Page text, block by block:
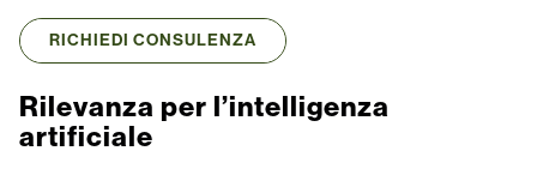
RICHIEDI CONSULENZA
Rilevanza per l’intelligenza
artificiale